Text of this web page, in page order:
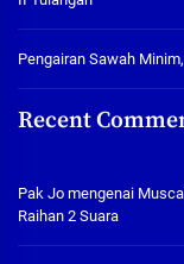
Pengairan Sawah
Recent
Pak Jo mengenai
Raihan 2 Suara